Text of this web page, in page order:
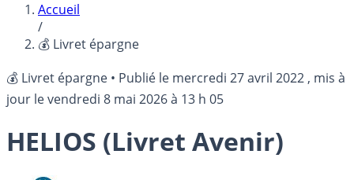
Accueil
/
💰 Livret épargne
💰 Livret épargne • Publié le mercredi 27 avril 2022 , mis à
jour levendredi 8 mai 2026 à 13 h 05
HELIOS (Livret Avenir)